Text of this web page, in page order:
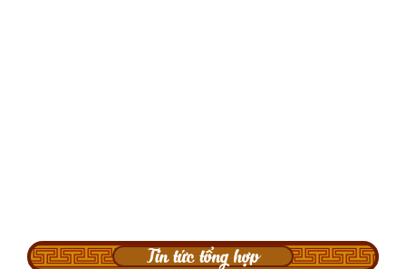
Tin tức tổng hợp